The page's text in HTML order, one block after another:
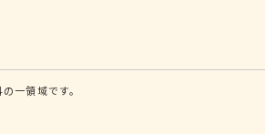
一領域です。